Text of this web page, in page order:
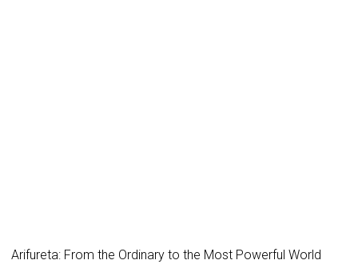
Arifureta: From the Ordinary to the Most Powerful World